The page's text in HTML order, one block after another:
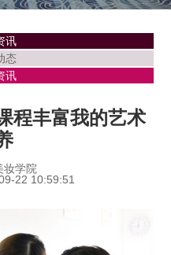
讯
态
讯
程丰富我的艺术
妆学院
22 10:59:51